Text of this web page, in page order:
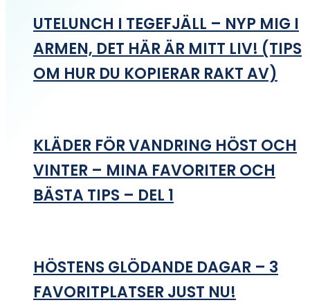
UTELUNCH I TEGEFJÄLL – NYP MIG I
ARMEN, DET HÄR ÄR MITT LIV! (TIPS
OM HUR DU KOPIERAR RAKT AV)
KLÄDER FÖR VANDRING HÖST OCH
VINTER – MINA FAVORITER OCH
BÄSTA TIPS – DEL 1
HÖSTENS GLÖDANDE DAGAR – 3
FAVORITPLATSER JUST NU!